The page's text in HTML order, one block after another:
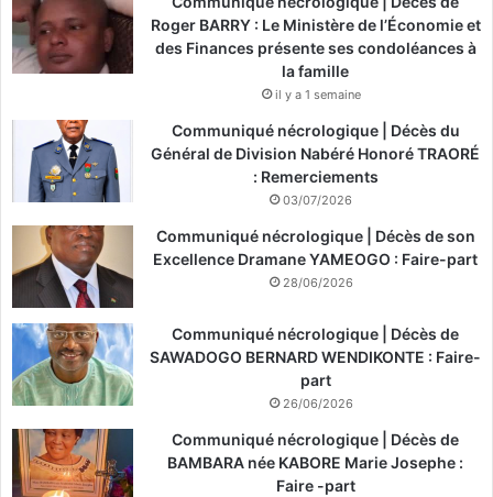
Roger BARRY : Le Ministère de l’Économie et
des Finances présente ses condoléances à
la famille
il y a 1 semaine
Communiqué nécrologique | Décès du
Général de Division Nabéré Honoré TRAORÉ
: Remerciements
03/07/2026
Communiqué nécrologique | Décès de son
Excellence Dramane YAMEOGO : Faire-part
28/06/2026
Communiqué nécrologique | Décès de
SAWADOGO BERNARD WENDIKONTE : Faire-
part
26/06/2026
Communiqué nécrologique | Décès de
BAMBARA née KABORE Marie Josephe :
Faire -part